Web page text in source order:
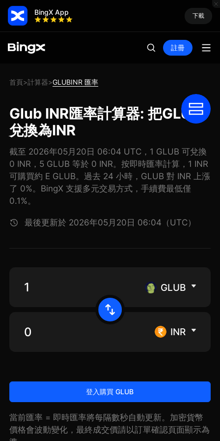
BingX App 下載
註冊
首頁>計算器>GLUBINR 匯率
Glub INR匯率計算器: 把GLUB
兌換為INR
截至 2026年05月20日 06:04 UTC，1 GLUB 可兌換
0 INR，5 GLUB 等於 0 INR。按即時匯率計算，1 INR
可購買約 E GLUB。過去 24 小時，GLUB 對 INR 上漲
了 0%。BingX 支援多元交易方式，手續費最低僅
0.1%。
最後更新於 2026年05月20日 06:04（UTC）
GLUB
INR
登入購買 GLUB
當前匯率 = 即時匯率將每隔數秒自動更新。加密貨幣
價格會波動變化，最終成交價請以訂單確認頁面顯示為